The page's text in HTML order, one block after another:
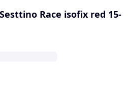
Race isofix red 15-